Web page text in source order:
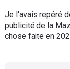
Je l'avais repéré
publicité de la
chose faite en